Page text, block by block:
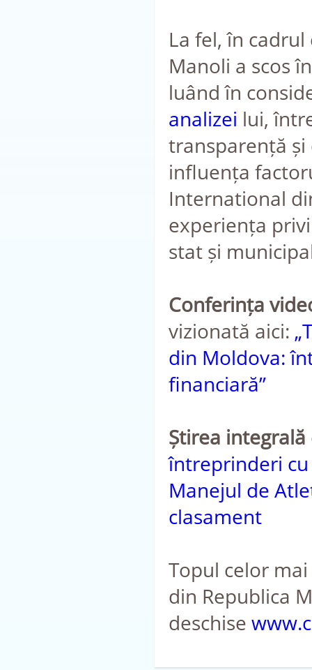
La fel, în
Manoli a scos
luând în
analizei lui,
transparență
influența
International
experiența
stat și
Conferința
vizionată aici:
din Moldova:
financiară”
Știrea integrală
întreprinderi cu
Manejul de
clasament
Topul celor
din Republica
deschise